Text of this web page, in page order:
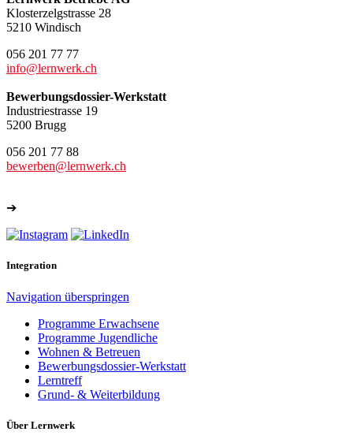
Klosterzelgstrasse 28
5210 Windisch
056 201 77 77
info@lernwerk.ch
Bewerbungsdossier-Werkstatt
Industriestrasse 19
5200 Brugg
056 201 77 88
bewerben@lernwerk.ch
➔
Integration
Navigation überspringen
Programme Erwachsene
Programme Jugendliche
Wohnen & Betreuen
Bewerbungsdossier-Werkstatt
Lerntreff
Grund- & Weiterbildung
Über Lernwerk